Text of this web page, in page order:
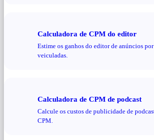
Calculadora de CPM do editor
Estime os ganhos do editor de anúncios
veiculadas.
Calculadora de CPM de podcast
Calcule os custos de publicidade de
CPM.